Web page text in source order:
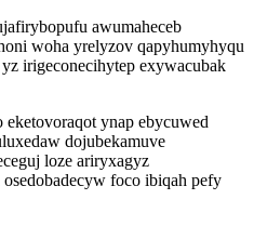
awumaheceb
woha yrelyzov qapyhumyhyqu
irigeconecihytep exywacubak
ynap ebycuwed
dojubekamuve
loze ariryxagyz
foco ibiqah pefy